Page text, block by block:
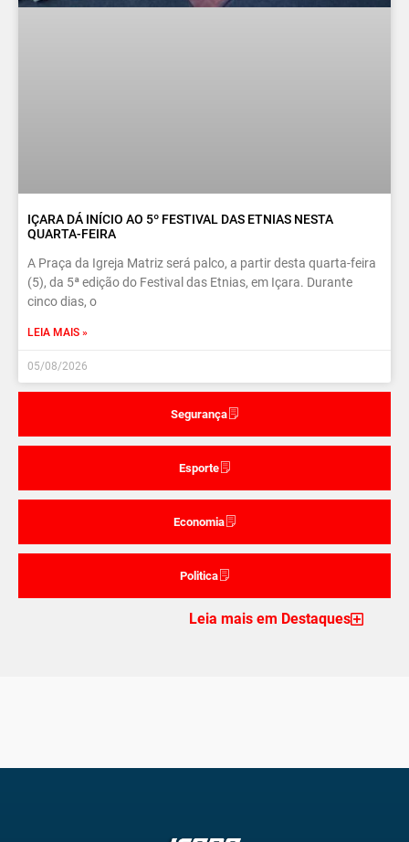
Segurança
Esporte
Economia
Politica
IÇARA DÁ INÍCIO AO 5º FESTIVAL DAS ETNIAS NESTA
QUARTA-FEIRA
A Praça da Igreja Matriz será palco, a partir desta quarta-feira
(5), da 5ª edição do Festival das Etnias, em Içara. Durante
cinco dias, o
LEIA MAIS »
05/08/2026
Leia mais em Destaques